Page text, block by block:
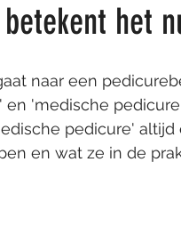
het
naar een
en 'medische
pedicure'
en wat ze in de